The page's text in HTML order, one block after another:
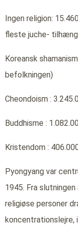
Ingen religion:
fleste juche-
Koreansk
befolkningen)
Cheondoism :
Buddhisme :
Kristendom :
Pyongyang var
1945. Fra
religiøse personer
koncentrationslejre,